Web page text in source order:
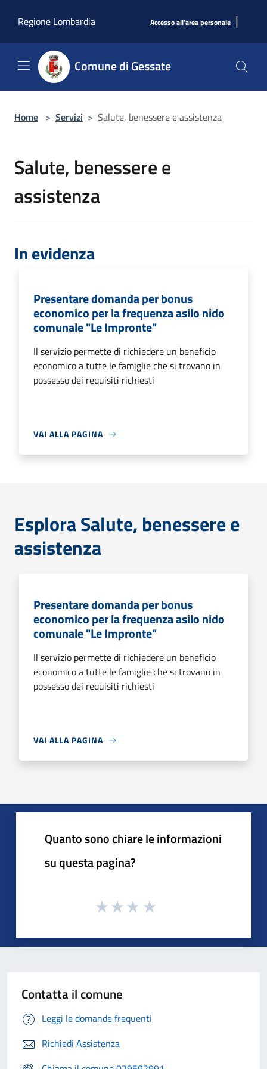
Regione Lombardia
Accesso all'area personale |
Comune di Gessate
Home > Servizi > Salute, benessere e assistenza
Salute, benessere e
assistenza
In evidenza
Presentare domanda per bonus
economico per la frequenza asilo nido
comunale "Le Impronte"
Il servizio permette di richiedere un beneficio
economico a tutte le famiglie che si trovano in
possesso dei requisiti richiesti
VAI ALLA PAGINA
Esplora Salute, benessere e
assistenza
Presentare domanda per bonus
economico per la frequenza asilo nido
comunale "Le Impronte"
Il servizio permette di richiedere un beneficio
economico a tutte le famiglie che si trovano in
possesso dei requisiti richiesti
VAI ALLA PAGINA
Quanto sono chiare le informazioni
su questa pagina?
Contatta il comune
Leggi le domande frequenti
Richiedi Assistenza